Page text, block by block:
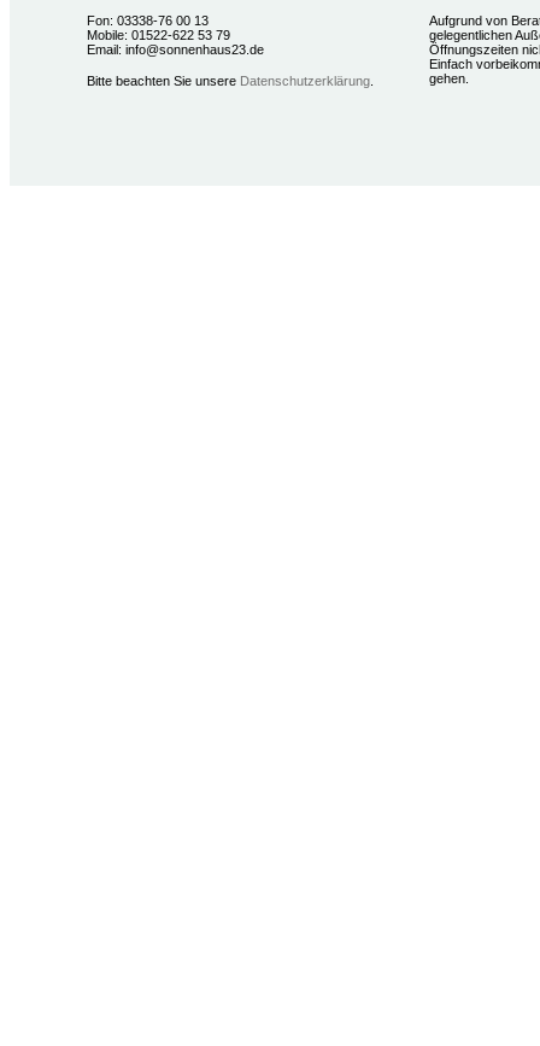
Fon: 03338-76 00 13
Mobile: 01522-622 53 79
Email: info@sonnenhaus23.de
Bitte beachten Sie unsere Datenschutzerklärung
Aufgrund von
gelegentlichen
Öffnungszeiten
Einfach
gehen.